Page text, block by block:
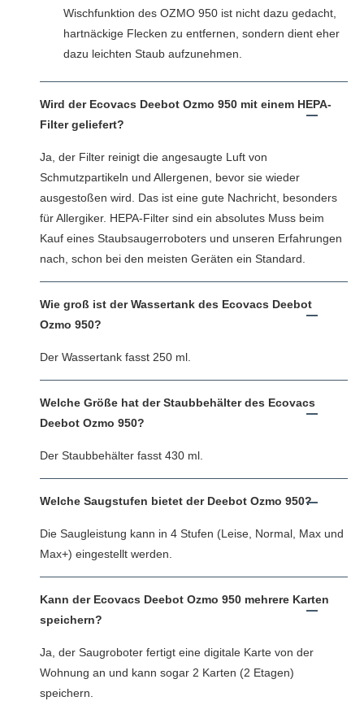
Wischfunktion des OZMO 950 ist nicht dazu gedacht,
hartnäckige Flecken zu entfernen, sondern dient eher
dazu leichten Staub aufzunehmen.
Wird der Ecovacs Deebot Ozmo 950 mit einem HEPA-
Filter geliefert?
Ja, der Filter reinigt die angesaugte Luft von
Schmutzpartikeln und Allergenen, bevor sie wieder
ausgestoßen wird. Das ist eine gute Nachricht, besonders
für Allergiker. HEPA-Filter sind ein absolutes Muss beim
Kauf eines Staubsaugerroboters und unseren Erfahrungen
nach, schon bei den meisten Geräten ein Standard.
Wie groß ist der Wassertank des Ecovacs Deebot
Ozmo 950?
Der Wassertank fasst 250 ml.
Welche Größe hat der Staubbehälter des Ecovacs
Deebot Ozmo 950?
Der Staubbehälter fasst 430 ml.
Welche Saugstufen bietet der Deebot Ozmo 950?
Die Saugleistung kann in 4 Stufen (Leise, Normal, Max und
Max+) eingestellt werden.
Kann der Ecovacs Deebot Ozmo 950 mehrere Karten
speichern?
Ja, der Saugroboter fertigt eine digitale Karte von der
Wohnung an und kann sogar 2 Karten (2 Etagen)
speichern.